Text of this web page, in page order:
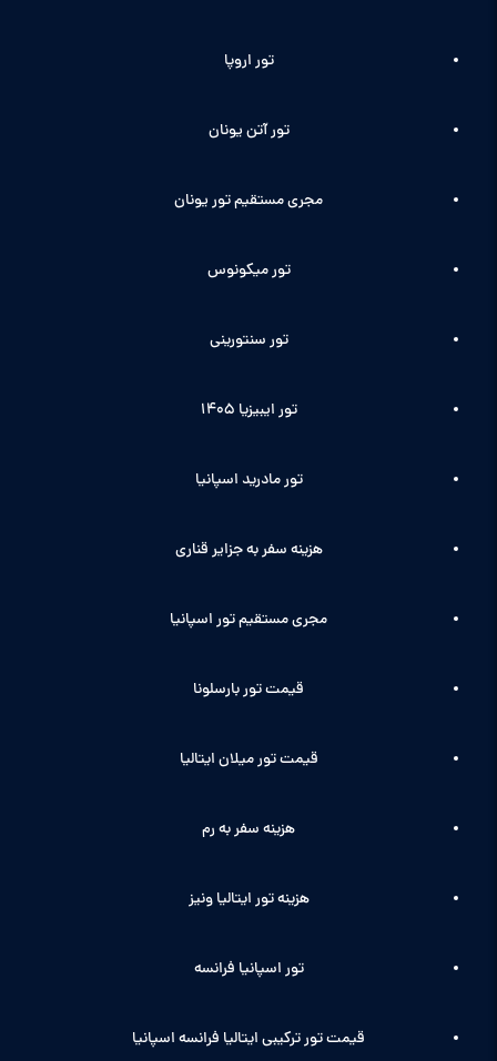
تور اروپا
تور آتن یونان
مجری مستقیم تور یونان
تور میکونوس
تور سنتورینی
تور ایبیزیا 1405
تور مادرید اسپانیا
هزینه سفر به جزایر قناری
مجری مستقیم تور اسپانیا
قیمت تور بارسلونا
قیمت تور میلان ایتالیا
هزینه سفر به رم
هزینه تور ایتالیا ونیز
تور اسپانیا فرانسه
قیمت تور ترکیبی ایتالیا فرانسه اسپانیا